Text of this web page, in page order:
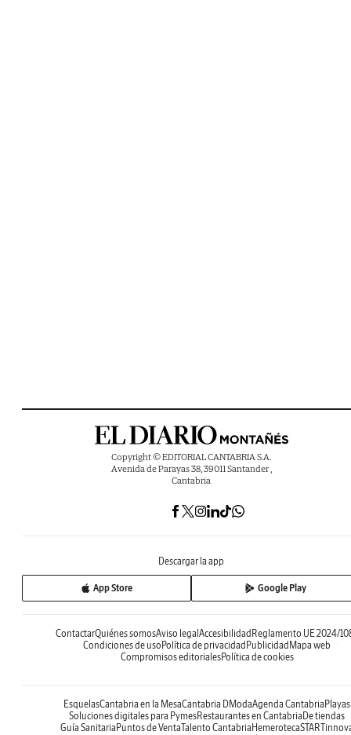
Copyright © EDITORIAL CANTABRIA S.A.
Avenida de Parayas 38, 39011 Santander ,
Cantabria
Descargar la app
App Store Google Play
ContactarQuiénes somosAviso legalAccesibilidadReglamento UE 2024/
Condiciones de usoPolítica de privacidadPublicidadMapa web
Compromisos editorialesPolítica de cookies
EsquelasCantabria en la MesaCantabria DModaAgenda CantabriaPlayas
Soluciones digitales para PymesRestaurantes en CantabriaDe tiendas
Guía SanitariaPuntos de VentaTalento CantabriaHemeroteca